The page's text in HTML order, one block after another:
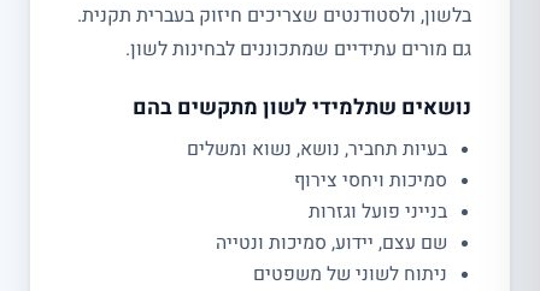
בלשון, ולסטודנטים שצריכים חיזוק בעברית תקנית.
גם מורים עתידיים שמתכוננים לבחינות לשון.
נושאים שתלמידי לשון מתקשים בהם
בעיות תחביר, נושא, נשוא ומשלים
סמיכות ויחסי צירוף
בנייני פועל וגזרות
שם עצם, יידוע, סמיכות ונטייה
ניתוח לשוני של משפטים